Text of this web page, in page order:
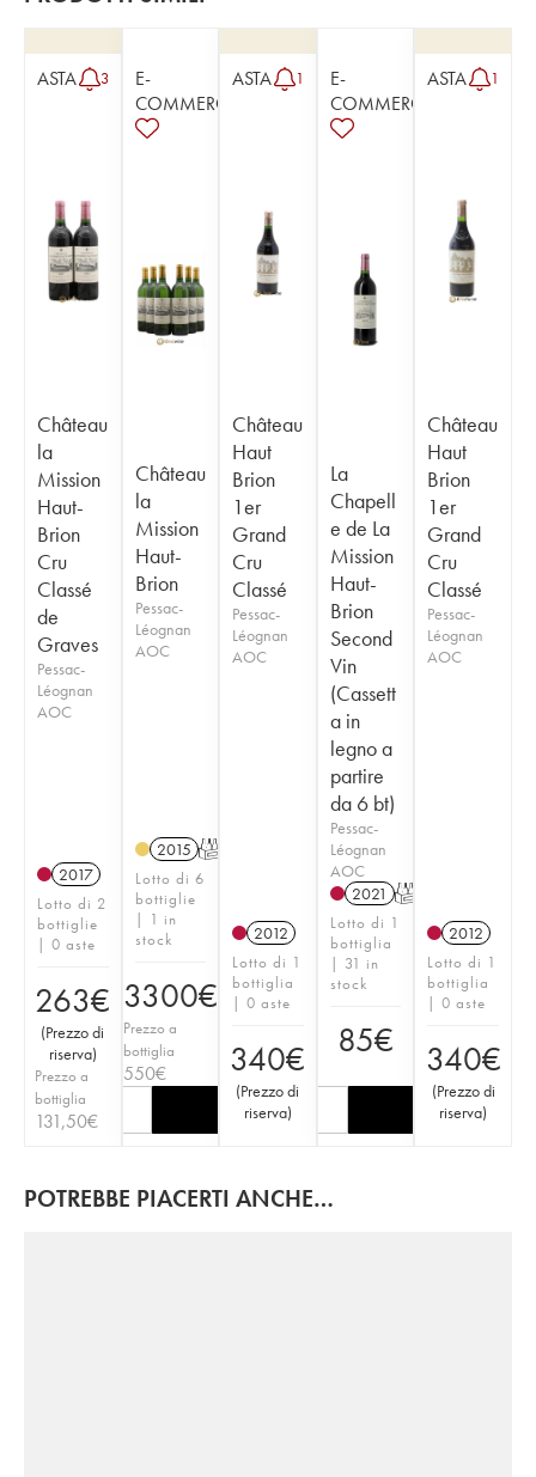
ASTA 3
Château
la
Mission
Haut-
Brion
Cru
Classé
de
Graves
Pessac-
Léognan
AOC
2017
Lotto di 2
bottiglie
| 0 aste
263€
(Prezzo di
riserva)
Prezzo a
bottiglia
131,50€
E-
COMMERCE
Château
la
Mission
Haut-
Brion
Pessac-
Léognan
AOC
2015 T
Lotto di 6
bottiglie
| 1 in
stock
3300€
Prezzo a
bottiglia
550€
ASTA 1
Château
Haut
Brion
1er
Grand
Cru
Classé
Pessac-
Léognan
AOC
2012
Lotto di 1
bottiglia
| 0 aste
340€
(Prezzo di
riserva)
E-
COMMERCE
La
Chapell
e de La
Mission
Haut-
Brion
Second
Vin
(Cassett
a in
legno a
partire
da 6 bt)
Pessac-
Léognan
AOC
2021 T
Lotto di 1
bottiglia
| 31 in
stock
85€
ASTA 1
Château
Haut
Brion
1er
Grand
Cru
Classé
Pessac-
Léognan
AOC
2012
Lotto di 1
bottiglia
| 0 aste
340€
(Prezzo di
riserva)
POTREBBE PIACERTI ANCHE…